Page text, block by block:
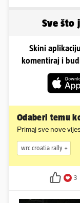
Sve što
Skini
komentiraj i
Odaberi temu
Primaj sve nove
wrc croatia rally
3